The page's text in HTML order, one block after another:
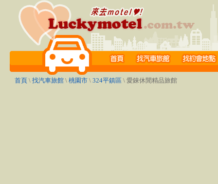
首頁 \ 找汽車旅館 \ 桃園市 \ 324平鎮區 \ 愛錸休閒精品旅館